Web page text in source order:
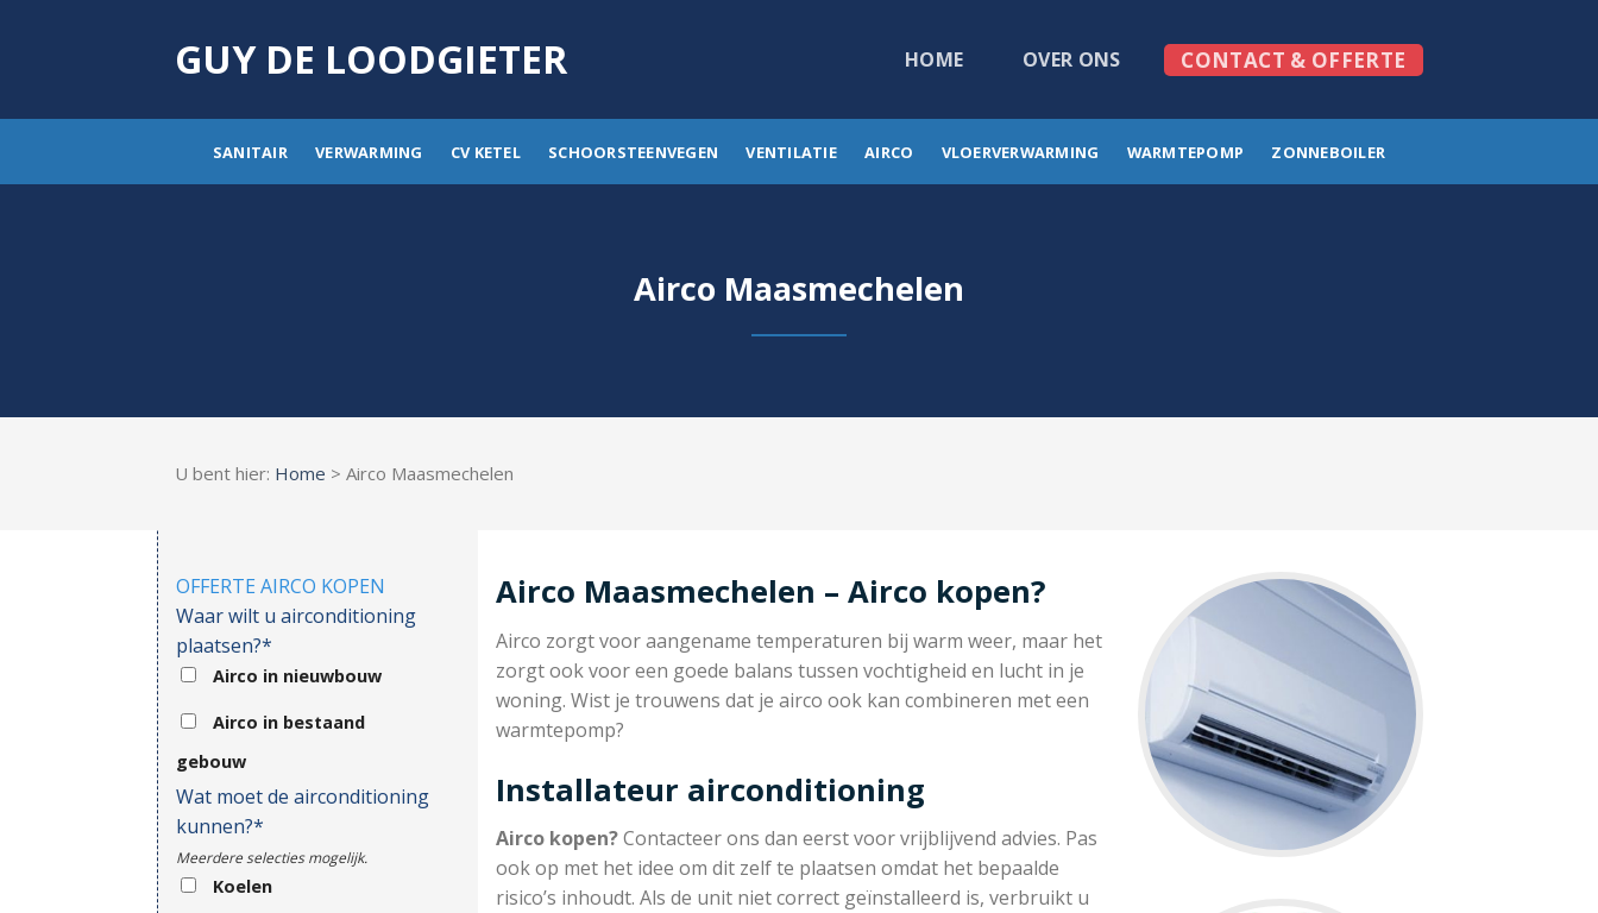
GUY DE LOODGIETER HOME OVER ONS CONTACT & OFFERTE
SANITAIR VERWARMING CV KETEL SCHOORSTEENVEGEN VENTILATIE AIRCO VLOERVERWARMING WARMTEPOMP ZONNEBOILER
Airco Maasmechelen
U bent hier: Home > Airco Maasmechelen
OFFERTE AIRCO KOPEN
Waar wilt u airconditioning
plaatsen?*
Airco in nieuwbouw
Airco in bestaand
gebouw
Wat moet de airconditioning
kunnen?*
Meerdere selecties mogelijk.
Koelen
Airco Maasmechelen – Airco kopen?
Airco zorgt voor aangename temperaturen bij warm weer, maar het
zorgt ook voor een goede balans tussen vochtigheid en lucht in je
woning. Wist je trouwens dat je airco ook kan combineren met een
warmtepomp?
Installateur airconditioning
Airco kopen?Contacteer ons dan eerst voor vrijblijvend advies. Pas
ook op met het idee om dit zelf te plaatsen omdat het bepaalde
risico’s inhoudt. Als de unit niet correct geïnstalleerd is, verbruikt u